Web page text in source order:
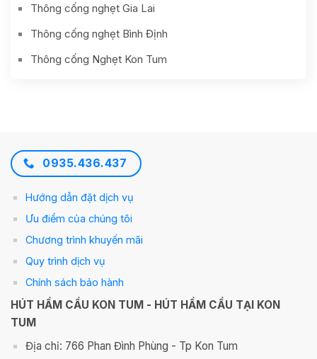
Thông cống nghẹt Gia Lai
Thông cống nghẹt Bình Định
Thông cống Nghẹt Kon Tum
0935.436.437
Hướng dẫn đặt dịch vụ
Ưu điểm của chúng tôi
Chương trình khuyến mãi
Quy trình dịch vụ
Chính sách bảo hành
HÚT HẦM CẦU KON TUM - HÚT HẦM CẦU TẠI KON
TUM
Địa chỉ: 766 Phan Đình Phùng - Tp Kon Tum